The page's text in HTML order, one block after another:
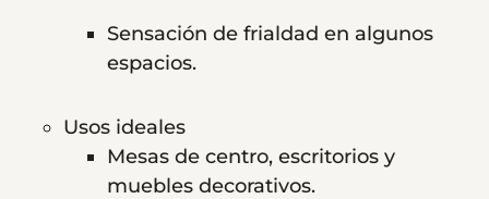
Sensación de frialdad en algunos
espacios.
Usos ideales
Mesas de centro, escritorios y
muebles decorativos.